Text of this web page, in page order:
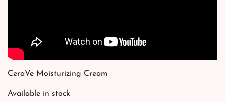
CeraVe Moisturizing Cream
Available in stock